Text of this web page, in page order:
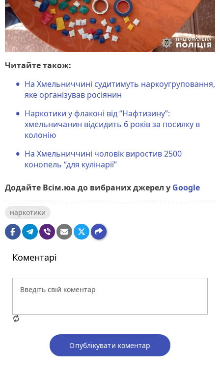
Читайте також:
На Хмельниччині судитимуть наркоугруповання,
яке організував росіянин
Наркотики у флаконі від “Нафтизину”:
хмельничанин відсидить 6 років за посилку в
колонію
На Хмельниччині чоловік виростив 2500
конопель “для кулінарії”
Додайте Всім.юа до вибраних джерел у Google
наркотики
Коментарі
Опублікувати коментар